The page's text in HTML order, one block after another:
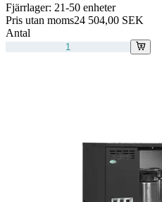
Fjärrlager: 21-50 enheter
Pris utan moms24 504,00 SEK
Antal